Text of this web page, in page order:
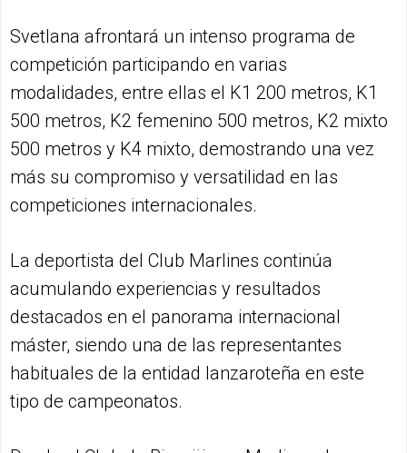
Svetlana afrontará un intenso programa de
competición participando en varias
modalidades, entre ellas el K1 200 metros, K1
500 metros, K2 femenino 500 metros, K2 mixto
500 metros y K4 mixto, demostrando una vez
más su compromiso y versatilidad en las
competiciones internacionales.
La deportista del Club Marlines continúa
acumulando experiencias y resultados
destacados en el panorama internacional
máster, siendo una de las representantes
habituales de la entidad lanzaroteña en este
tipo de campeonatos.